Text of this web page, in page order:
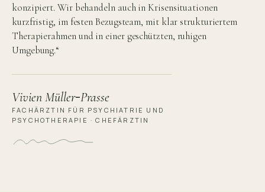
konzipiert. Wir behandeln auch in Krisensituationen
kurzfristig, im festen Bezugsteam, mit klar strukturiertem
Therapierahmen und in einer geschützten, ruhigen
Umgebung.“
Vivien Müller-Prasse
FACHÄRZTIN FÜR PSYCHIATRIE UND
PSYCHOTHERAPIE · CHEFÄRZTIN